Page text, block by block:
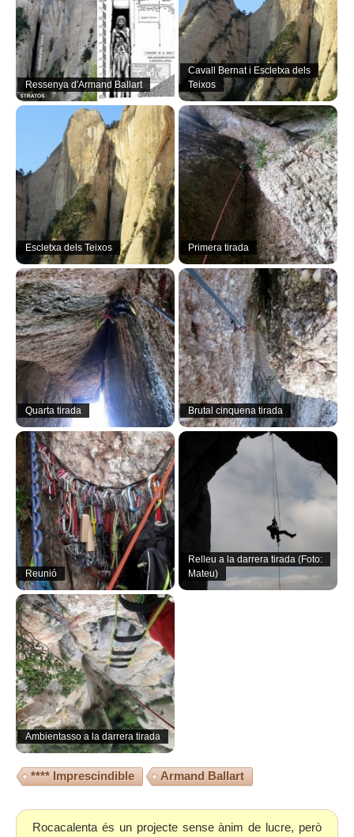
Ressenya d'Armand Ballart
Cavall Bernat i Escletxa dels
Teixos
Escletxa dels Teixos Primera tirada
Quarta tirada Brutal cinquena tirada
Reunió
Relleu a la darrera tirada (Foto:
Mateu)
Ambientasso a la darrera tirada
**** Imprescindible Armand Ballart
Rocacalenta és un projecte sense ànim de lucre, però